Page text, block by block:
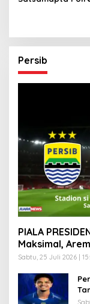
Persib
PIALA
Maksimal,
Sabtu, 25 Juli 2026 |